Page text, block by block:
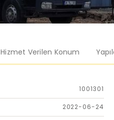
Hizmet Verilen Konum
1001301
2022-06-24